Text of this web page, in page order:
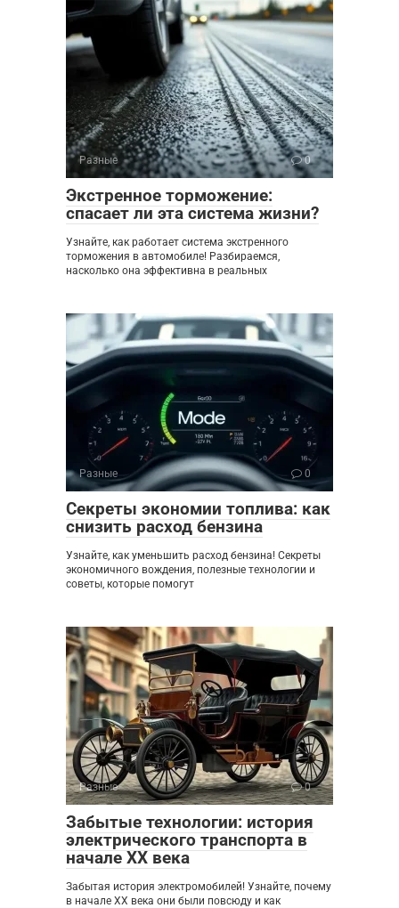
Разные 0
Экстренное торможение:
спасает ли эта система жизни?
Узнайте, как работает система экстренного
торможения в автомобиле! Разбираемся,
насколько она эффективна в реальных
Разные 0
Секреты экономии топлива: как
снизить расход бензина
Узнайте, как уменьшить расход бензина! Секреты
экономичного вождения, полезные технологии и
советы, которые помогут
Разные 0
Забытые технологии: история
электрического транспорта в
начале XX века
Забытая история электромобилей! Узнайте, почему
в начале XX века они были повсюду и как